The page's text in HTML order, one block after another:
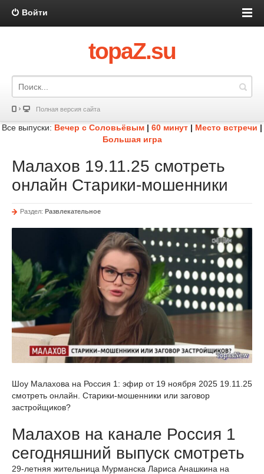
Войти
topaZ.su
Полная версия сайта
Все выпуски: Вечер с Соловьёвым | 60 минут | Место встречи |
Большая игра
Малахов 19.11.25 смотреть
онлайн Старики-мошенники
Раздел: Развлекательное
Шоу Малахова на Россия 1: эфир от 19 ноября 2025 19.11.25
смотреть онлайн. Старики-мошенники или заговор
застройщиков?
Малахов на канале Россия 1
сегодняшний выпуск смотреть
29-летняя жительница Мурманска Лариса Анашкина на